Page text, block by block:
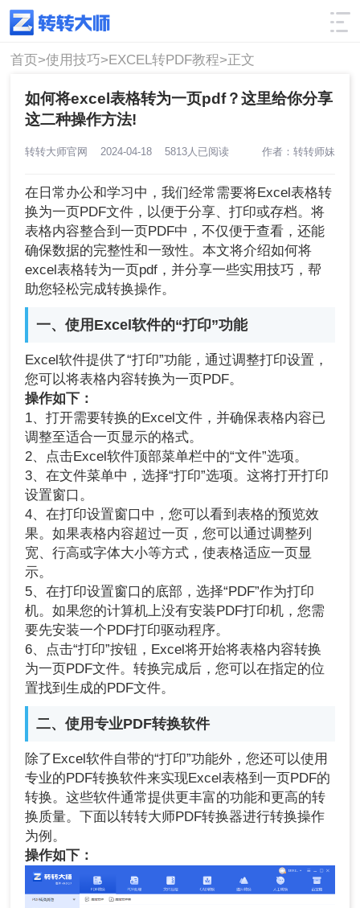
使用技巧 筛选
首页>使用技巧>EXCEL转PDF教程>正文
如何将excel表格转为一页pdf？这里给你分享
这二种操作方法!
转转大师官网 2024-04-18 5813人已阅读 作者：转转师妹
在日常办公和学习中，我们经常需要将Excel表格转
换为一页PDF文件，以便于分享、打印或存档。将
表格内容整合到一页PDF中，不仅便于查看，还能
确保数据的完整性和一致性。本文将介绍如何将
excel表格转为一页pdf，并分享一些实用技巧，帮
助您轻松完成转换操作。
一、使用Excel软件的“打印”功能
Excel软件提供了“打印”功能，通过调整打印设置，
您可以将表格内容转换为一页PDF。
操作如下：
1、打开需要转换的Excel文件，并确保表格内容已
调整至适合一页显示的格式。
2、点击Excel软件顶部菜单栏中的“文件”选项。
3、在文件菜单中，选择“打印”选项。这将打开打印
设置窗口。
4、在打印设置窗口中，您可以看到表格的预览效
果。如果表格内容超过一页，您可以通过调整列
宽、行高或字体大小等方式，使表格适应一页显
示。
5、在打印设置窗口的底部，选择“PDF”作为打印
机。如果您的计算机上没有安装PDF打印机，您需
要先安装一个PDF打印驱动程序。
6、点击“打印”按钮，Excel将开始将表格内容转换
为一页PDF文件。转换完成后，您可以在指定的位
置找到生成的PDF文件。
二、使用专业PDF转换软件
除了Excel软件自带的“打印”功能外，您还可以使用
专业的PDF转换软件来实现Excel表格到一页PDF的
转换。这些软件通常提供更丰富的功能和更高的转
换质量。下面以转转大师PDF转换器进行转换操作
为例。
操作如下：